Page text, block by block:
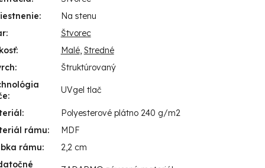
:
Na stenu
:
Štvorec
: Malé, Stredné
:
Štruktúrovaný
:
UVgel tlač
:
Polyesterové plátno 240 g/m2
rámu:
MDF
rámu:
2,2 cm